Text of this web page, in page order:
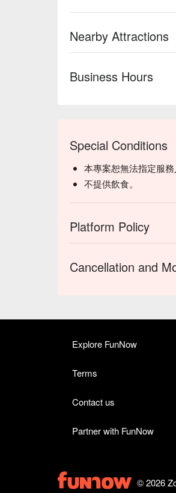
Nearby Attractions
Business Hours
Special Conditions
本專案恕無法指定服務
不提供飲食。
Platform Policy
Cancellation and
Explore FunNow
Terms
Contact us
Partner with FunNow
© 2026